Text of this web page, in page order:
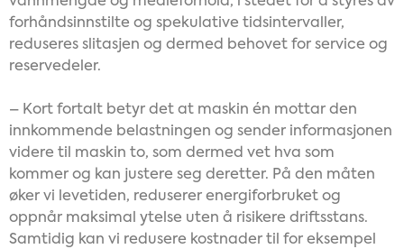
forhåndsinnstilte og spekulative tidsintervaller,
reduseres slitasjen og dermed behovet for service og
reservedeler.
– Kort fortalt betyr det at maskin én mottar den
innkommende belastningen og sender informasjonen
videre til maskin to, som dermed vet hva som
kommer og kan justere seg deretter. På den måten
øker vi levetiden, reduserer energiforbruket og
oppnår maksimal ytelse uten å risikere driftsstans.
Samtidig kan vi redusere kostnader til for eksempel